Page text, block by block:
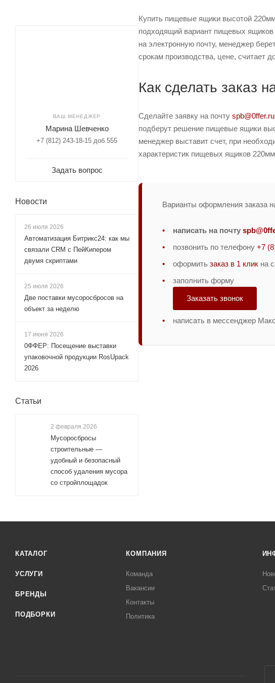
Купить пищевые ящики высотой
подходящий вариант пищевых ящиков
на электронную почту, менеджер
срокам производства, цене, считает
Как сделать заказ
Сделайте заявку на почту spb@0ffer.ru
подберут решение пищевые ящики
менеджер выставит счет, при
характеристик пищевых ящиков
Варианты оформления заказа
написать на почту
позвонить по телефону +7
оформить заказ в 1 клик на
заполнить форму
Заказать звонок
написать в мессенджер Макс
ВАШ МЕНЕДЖЕР
Марина Шевченко
+7 (812) 243-18-15 доб.555
Задать вопрос
Новости
26 июля 2026
Автоматизация Битрикс24: как мы
связали CRM с ПейКипером
двумя скриптами
25 июля 2026
Две поставки мусоросбросов на
объект за неделю
17 июня 2026
0ФФЕР: Посещение выставки
упаковочной продукции RosUpack
2026
Статьи
2 февраля 2026
Мусоросбросы
строительные —
удобный и безопасный
способ удаления мусора
со стройплощадок
КАТАЛОГ
УСЛУГИ
БРЕНДЫ
ПОДБОРКИ
КОМПАНИЯ
Команда
Вакансии
Контакты
Политика